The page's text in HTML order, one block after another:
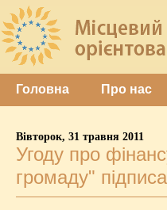
Головна Про нас
Вівторок, 31 травня 2011
Угоду про
громаду"